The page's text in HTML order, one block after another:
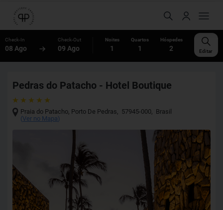
Check-In
08 Ago
Check-Out
09 Ago
Noites
1
Quartos
1
Hóspedes
2 Editar
Pedras do Patacho - Hotel Boutique
Praia do Patacho, Porto De Pedras, 57945-000, Brasil
(Ver no Mapa)